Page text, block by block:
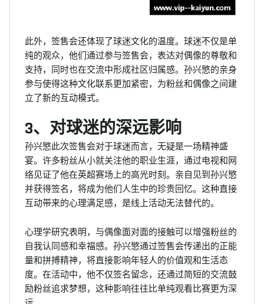
此外，签售会还体现了球迷文化的温度。球迷不仅是单
纯的观众，他们通过参与签售会，表达对偶像的尊敬和
支持，同时也在交流中形成社区归属感。孙兴慜的亲身
参与使得这种文化联系更加紧密，为粉丝和偶像之间建
立了新的互动模式。
3、对球迷的深远影响
孙兴慜此次签售会对于球迷而言，无疑是一场精神盛
宴。许多粉丝从小就关注他的职业生涯，通过电视和网
络见证了他在英超赛场上的高光时刻。亲自见到孙兴慜
并获得签名，将成为他们人生中的珍贵回忆。这种直接
互动带来的心理满足感，是线上活动无法替代的。
心理学研究表明，与偶像面对面的接触可以增强粉丝的
自我认同感和幸福感。孙兴慜通过签售会传递出的正能
量和拼搏精神，将直接影响年轻人的价值观和生活态
度。在活动中，他不仅签名留念，还通过简短的交流鼓
励粉丝追求梦想，这种影响往往比单纯观看比赛更为深